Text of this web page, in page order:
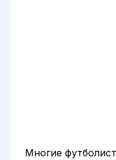
Многие